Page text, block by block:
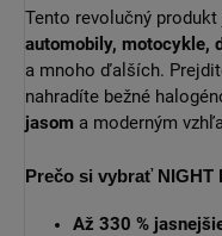
Tento revolučný
automobily, motocykle,
a mnoho ďalších.
nahradíte bežné
jasom a moderným
Prečo si vybrať
Až 330 %